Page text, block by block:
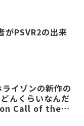
PSVR2の出来
ライゾンの新作の
んくらいなんだ
Call of the